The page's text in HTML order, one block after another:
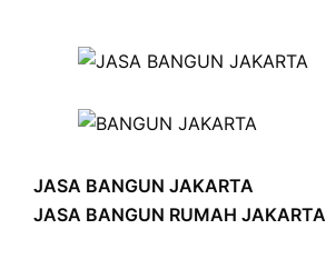
JASA BANGUN JAKARTA
JASA BANGUN RUMAH JAKARTA